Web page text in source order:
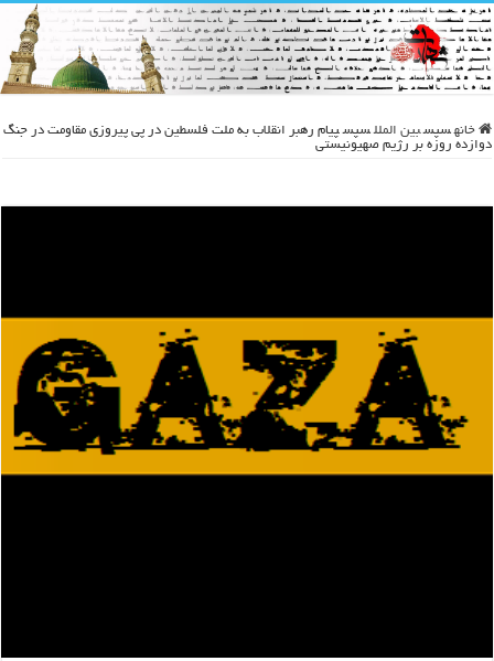
خانه سپس بین الملل سپس پیام رهبر انقلاب به ملت فلسطین در پی پیروزی مقاومت در جنگ
دوازده روزه بر رژیم صهیونیستی